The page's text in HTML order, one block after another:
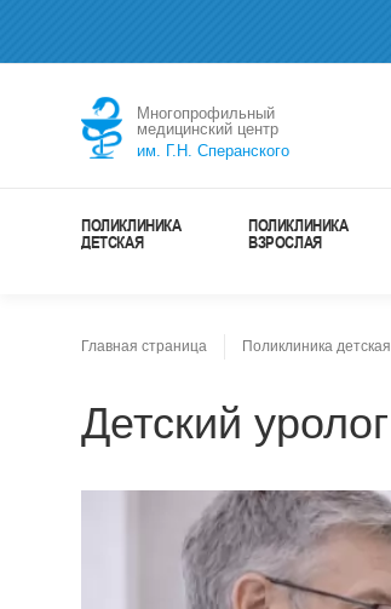
Многопрофильный
медицинский центр
им. Г.Н. Сперанского
ПОЛИКЛИНИКА
ДЕТСКАЯ
ПОЛИКЛИНИКА
ВЗРОСЛАЯ
Главная страница Поликлиника детская
Детский уролог